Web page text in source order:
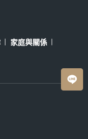
家庭與關係